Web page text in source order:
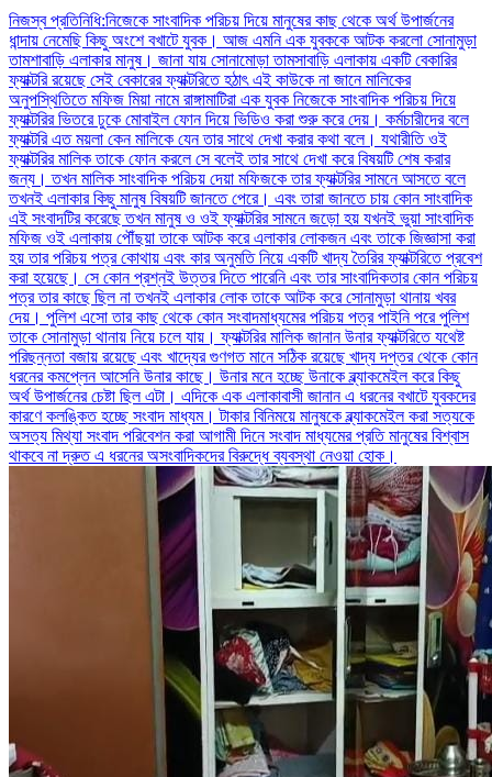
নিজস্ব প্রতিনিধি:নিজেকে সাংবাদিক পরিচয় দিয়ে মানুষের কাছ থেকে অর্থ উপার্জনের
ধান্দায় নেমেছি কিছু অংশে বখাটে যুবক। আজ এমনি এক যুবককে আটক করলো সোনামুড়া
তামশাবাড়ি এলাকার মানুষ। জানা যায় সোনামোড়া তামসাবাড়ি এলাকায় একটি বেকারির
ফ্যাক্টরি রয়েছে সেই বেকারের ফ্যাক্টরিতে হঠাৎ এই কাউকে না জানে মালিকের
অনুপস্থিতিতে মফিজ মিয়া নামে রাঙ্গামাটিরা এক যুবক নিজেকে সাংবাদিক পরিচয় দিয়ে
ফ্যাক্টরির ভিতরে ঢুকে মোবাইল ফোন দিয়ে ভিডিও করা শুরু করে দেয়। কর্মচারীদের বলে
ফ্যাক্টরি এত ময়লা কেন মালিকে যেন তার সাথে দেখা করার কথা বলে। যথারীতি ওই
ফ্যাক্টরির মালিক তাকে ফোন করলে সে বলেই তার সাথে দেখা করে বিষয়টি শেষ করার
জন্য। তখন মালিক সাংবাদিক পরিচয় দেয়া মফিজকে তার ফ্যাক্টরির সামনে আসতে বলে
তখনই এলাকার কিছু মানুষ বিষয়টি জানতে পেরে। এবং তারা জানতে চায় কোন সাংবাদিক
এই সংবাদটির করেছে তখন মানুষ ও ওই ফ্যাক্টরির সামনে জড়ো হয় যখনই ভুয়া সাংবাদিক
মফিজ ওই এলাকায় পৌঁছয়া তাকে আটক করে এলাকার লোকজন এবং তাকে জিজ্ঞাসা করা
হয় তার পরিচয় পত্র কোথায় এবং কার অনুমতি নিয়ে একটি খাদ্য তৈরির ফ্যাক্টরিতে প্রবেশ
করা হয়েছে। সে কোন প্রশ্নই উত্তর দিতে পারেনি এবং তার সাংবাদিকতার কোন পরিচয়
পত্র তার কাছে ছিল না তখনই এলাকার লোক তাকে আটক করে সোনামুড়া থানায় খবর
দেয়। পুলিশ এসো তার কাছ থেকে কোন সংবাদমাধ্যমের পরিচয় পত্র পাইনি পরে পুলিশ
তাকে সোনামুড়া থানায় নিয়ে চলে যায়। ফ্যাক্টরির মালিক জানান উনার ফ্যাক্টরিতে যথেষ্ট
পরিছন্নতা বজায় রয়েছে এবং খাদ্যের গুণগত মানে সঠিক রয়েছে খাদ্য দপ্তর থেকে কোন
ধরনের কমপ্লেন আসেনি উনার কাছে। উনার মনে হচ্ছে উনাকে ব্ল্যাকমেইল করে কিছু
অর্থ উপার্জনের চেষ্টা ছিল এটা। এদিকে এক এলাকাবাসী জানান এ ধরনের বখাটে যুবকদের
কারণে কলঙ্কিত হচ্ছে সংবাদ মাধ্যম। টাকার বিনিময়ে মানুষকে ব্ল্যাকমেইল করা সত্যকে
অসত্য মিথ্যা সংবাদ পরিবেশন করা আগামী দিনে সংবাদ মাধ্যমের প্রতি মানুষের বিশ্বাস
থাকবে না দ্রুত এ ধরনের অসংবাদিকদের বিরুদ্ধে ব্যবস্থা নেওয়া হোক।